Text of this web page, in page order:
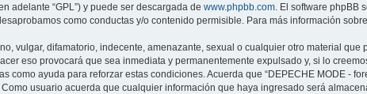
adelante “GPL”) y puede ser descargada de www.phpbb.com . El software phpBB
como conductas y/o contenido permisible. Para más información
vulgar, difamatorio, indecente, amenazante, sexual o cualquier otro material
eso provocará que sea inmediata y permanentemente expulsado y, si lo
como ayuda para reforzar estas condiciones. Acuerda que “DEPECHE MODE -
usuario acuerda que cualquier información que haya ingresado será